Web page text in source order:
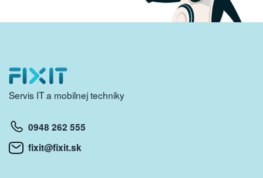
Servis IT a mobilnej techniky
0948 262 555
fixit@fixit.sk